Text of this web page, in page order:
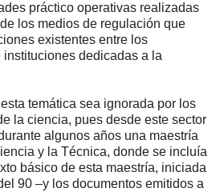
práctico operativas realizadas
los medios de regulación que
existentes entre los
dedicadas a la
temática sea ignorada por los
la ciencia, pues desde este sector
algunos años una maestría
y la Técnica, donde se incluía
básico de esta maestría, iniciada
90 –y los documentos emitidos a